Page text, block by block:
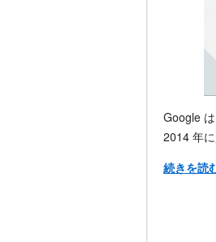
Google
2014 年
続きを読